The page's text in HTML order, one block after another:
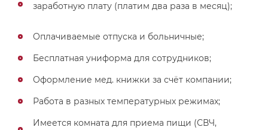
заработную плату (платим два раза в месяц);
Оплачиваемые отпуска и больничные;
Бесплатная униформа для сотрудников;
Оформление мед. книжки за счёт компании;
Работа в разных температурных режимах;
Имеется комната для приема пищи (СВЧ,